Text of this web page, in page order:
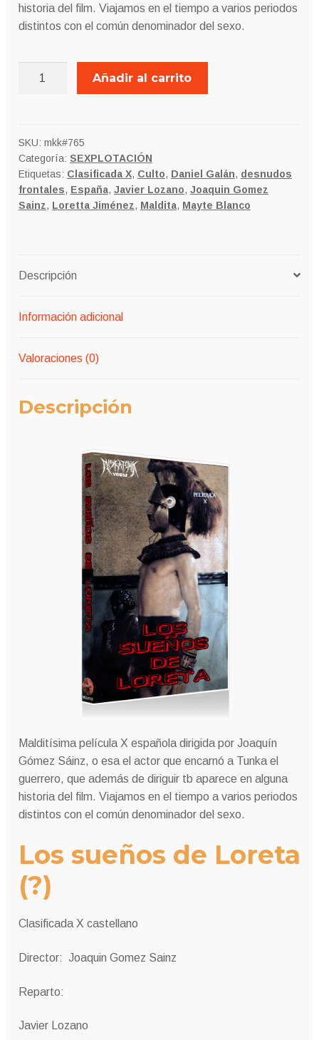
historia del film. Viajamos en el tiempo a varios periodos
distintos con el común denominador del sexo.
cantidad
Añadir al carrito
SKU: mkk#765
Categoría: SEXPLOTACIÓN
Etiquetas: Clasificada X, Culto, Daniel Galán, desnudos
frontales, España, Javier Lozano, Joaquin Gomez
Sainz, Loretta Jiménez, Maldita, Mayte Blanco
Descripción
Información adicional
Valoraciones (0)
Descripción
Malditísima película X española dirigida por Joaquín
Gómez Sáinz, o esa el actor que encarnó a Tunka el
guerrero, que además de diriguir tb aparece en alguna
historia del film. Viajamos en el tiempo a varios periodos
distintos con el común denominador del sexo.
Los sueños de Loreta
(?)
Clasificada X castellano
Director: Joaquin Gomez Sainz
Reparto:
Javier Lozano